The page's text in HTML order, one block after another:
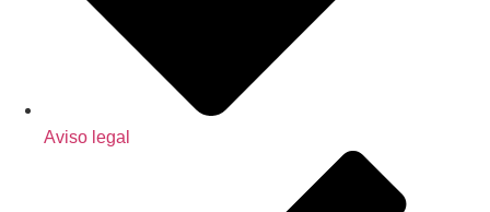
Aviso legal